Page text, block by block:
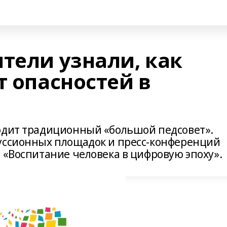
узнали, как
опасностей в
традиционный «большой педсовет».
площадок и пресс-конференций
человека в цифровую эпоху».